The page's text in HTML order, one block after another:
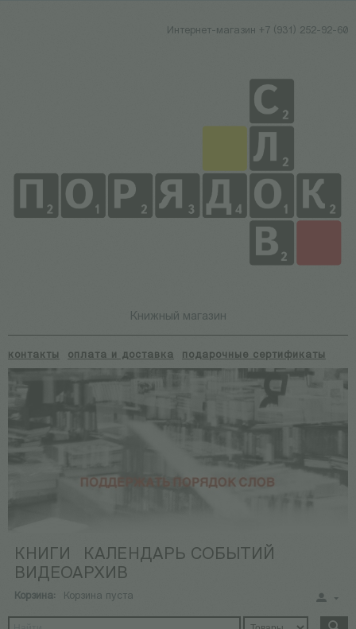
Интернет-магазин +7 (931) 252-92-60
Книжный магазин
контакты оплата и доставка подарочные сертификаты
КНИГИ
КАЛЕНДАРЬ СОБЫТИЙ
ВИДЕОАРХИВ
Корзина: Корзина пуста